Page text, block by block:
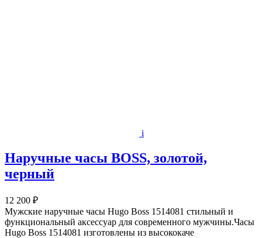
i
Наручные часы BOSS, золотой,
черный
12 200 ₽
Мужские наручные часы Hugo Boss 1514081 стильный и
функциональный аксессуар для современного мужчины.Часы
Hugo Boss 1514081 изготовлены из высококаче